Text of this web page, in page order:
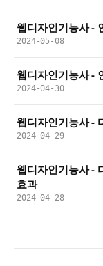
웹디자인기능사 -
2024-05-08
웹디자인기능사 -
2024-04-30
웹디자인기능사 -
2024-04-29
웹디자인기능사 -
효과
2024-04-28